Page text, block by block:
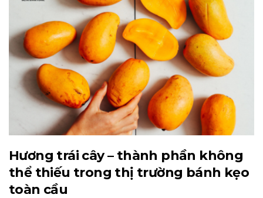
Hương trái cây – thành phần không
thể thiếu trong thị trường bánh kẹo
toàn cầu